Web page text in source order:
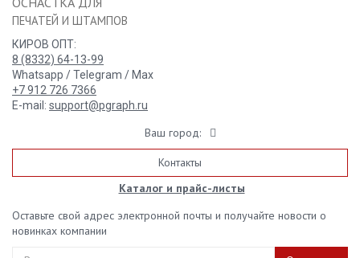
ПЕЧАТЕЙ И ШТАМПОВ
КИРОВ ОПТ:
8 (8332) 64-13-99
Whatsapp / Telegram / Max
+7 912 726 7366
E-mail: support@pgraph.ru
Ваш город:
Контакты
Каталог и прайс-листы
Оставьте свой адрес электронной почты и получайте новости о
новинках компании